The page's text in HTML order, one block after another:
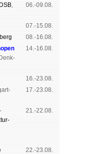
DSB,
06.-09.08.
07.-15.08.
08.-16.08.
14.-16.08.
16.-23.08.
17.-23.08.
21.-22.08.
22.-23.08.